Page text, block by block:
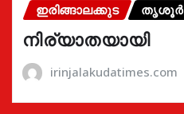
ഇരിങ്ങാലക്കുട തൃശൂർ
നിര്യാതയായി
irinjalakudatimes.com